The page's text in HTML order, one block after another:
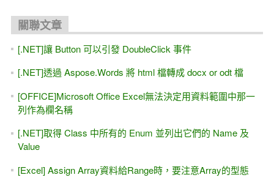
關聯文章
[.NET]讓 Button 可以引發 DoubleClick 事件
[.NET]透過 Aspose.Words 將 html 檔轉成 docx or odt 檔
[OFFICE]Microsoft Office Excel無法決定用資料範圍中那一
列作為欄名稱
[.NET]取得 Class 中所有的 Enum 並列出它們的 Name 及
Value
[Excel] Assign Array資料給Range時，要注意Array的型態